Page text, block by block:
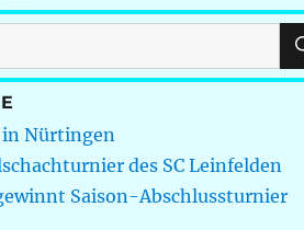
Nürtingen
des SC Leinfelden
Saison-Abschlussturnier